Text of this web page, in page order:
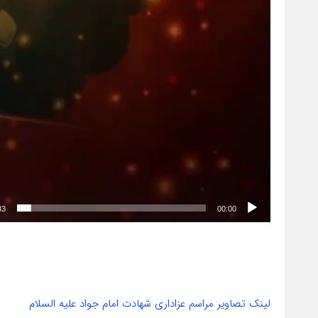
00:00
لینک تصاویر مراسم عزاداری شهادت امام جواد علیه السلام